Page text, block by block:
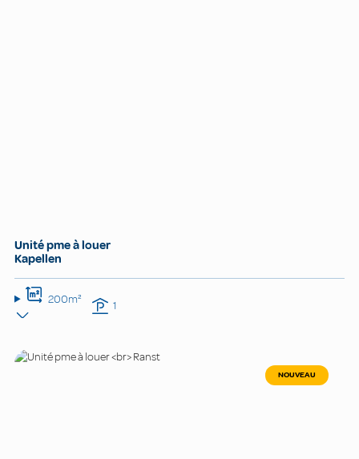
Unité pme à louer
Kapellen
200m² 1
NOUVEAU